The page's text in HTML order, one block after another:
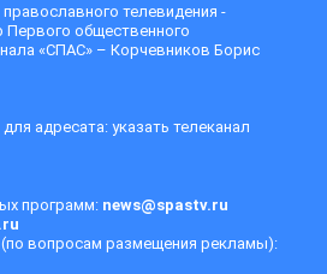
телевидения -
Первого общественного
«СПАС» – Корчевников Борис
адресата: указать телеканал
программ: news@spastv.ru
вопросам размещения рекламы):